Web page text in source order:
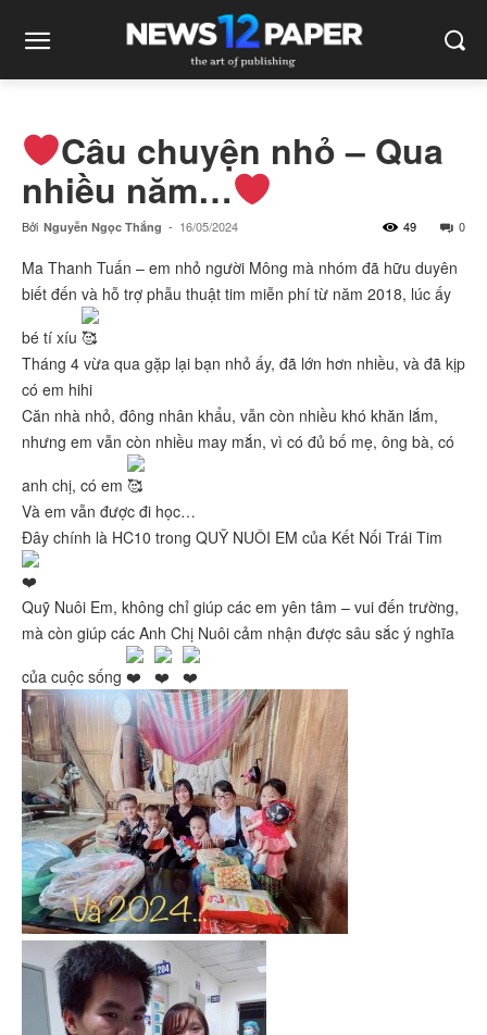
Câu chuyện nhỏ – Qua
nhiều năm…
Bởi Nguyễn Ngọc Thắng - 16/05/2024 0
49
Ma Thanh Tuấn – em nhỏ người Mông mà nhóm đã hữu duyên
biết đến và hỗ trợ phẫu thuật tim miễn phí từ năm 2018, lúc ấy
bé tí xíu
Tháng 4 vừa qua gặp lại bạn nhỏ ấy, đã lớn hơn nhiều, và đã kịp
có em hihi
Căn nhà nhỏ, đông nhân khẩu, vẫn còn nhiều khó khăn lắm,
nhưng em vẫn còn nhiều may mắn, vì có đủ bố mẹ, ông bà, có
anh chị, có em
Và em vẫn được đi học…
Đây chính là HC10 trong QUỸ NUÔI EM của Kết Nối Trái Tim
Quỹ Nuôi Em, không chỉ giúp các em yên tâm – vui đến trường,
mà còn giúp các Anh Chị Nuôi cảm nhận được sâu sắc ý nghĩa
của cuộc sống